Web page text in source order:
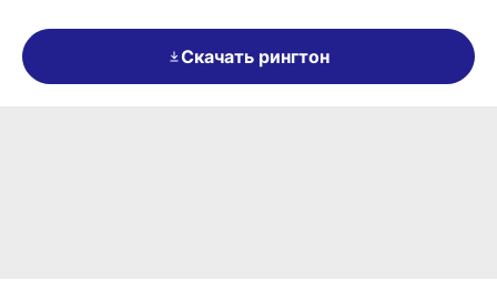
Скачать рингтон